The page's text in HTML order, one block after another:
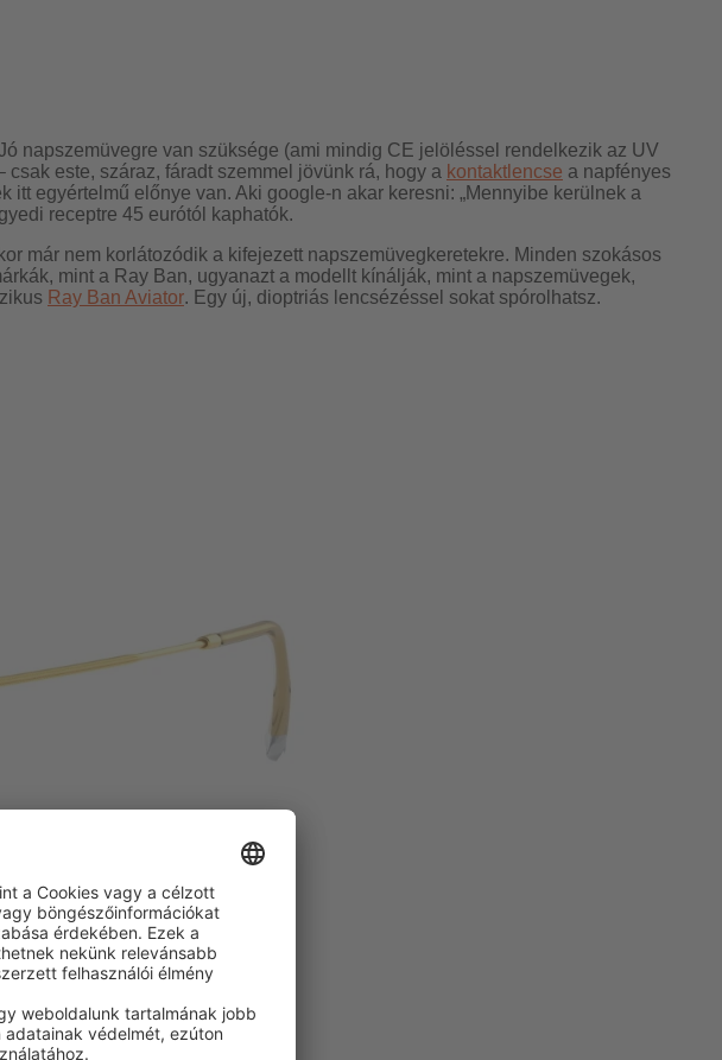
napszemüvegre van szüksége (ami mindig CE jelöléssel rendelkezik az UV
este, száraz, fáradt szemmel jövünk rá, hogy a kontaktlencse a napfényes
egyértelmű előnye van. Aki google-n akar keresni: „Mennyibe kerülnek a
receptre 45 eurótól kaphatók.
már nem korlátozódik a kifejezett napszemüvegkeretekre. Minden szokásos
mint a Ray Ban, ugyanazt a modellt kínálják, mint a napszemüvegek,
Ray Ban Aviator. Egy új, dioptriás lencsézéssel sokat spórolhatsz.